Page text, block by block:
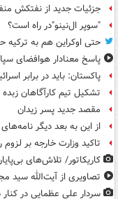
جزئیات جدید از نفتکش
"سوپر ال‌نینو"در راه است؟
حتی اوکراین هم به ترکیه
پاسخ معنادار هوافضای
پاکستان: باید در برابر
تشکیل تیم کارآگاهان
مقصد جدید پسر زیدان
از این به بعد دیگر
تاکید وزارت خارجه بر
کاریکاتور/ تلاش‌های
تصاویری از آیت‌الله سید
سردار علی عظمایی در کنار